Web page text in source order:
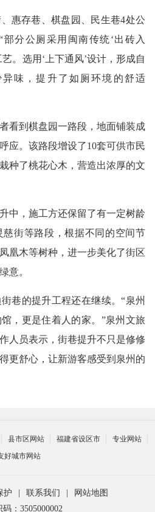
存巷、棋盘园、民生巷4处公
分公厕采用闽南传统‘出砖入
。选用‘上下通风’设计，形成自
味，提升了如厕环境的舒适
到棋盘园一路段，地面铺装成
应。该路段增设了10套可供市民
种了桃花心木，营造出浓厚的文
，施工方还保留了有一定树龄
街等路段，根据不同的空间节
凰木等树种，进一步美化了街区
意。
的提升工程还在继续。“泉州
，更是住着人的家。”泉州文旅
人员表示，街巷提升不只是修修
更舒心，让新游客感受到泉州的
县市区网站 福建省设区市
专业网站
好城市网站
护 联系我们
网站地图
码：3505000002